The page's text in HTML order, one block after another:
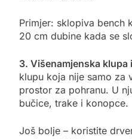
Primjer: sklopiva bench
20 cm dubine kada se
3. Višenamjenska klupa
klupu koja nije samo za
prostor za pohranu. U
bučice, trake i konopce.
Još bolje – koristite